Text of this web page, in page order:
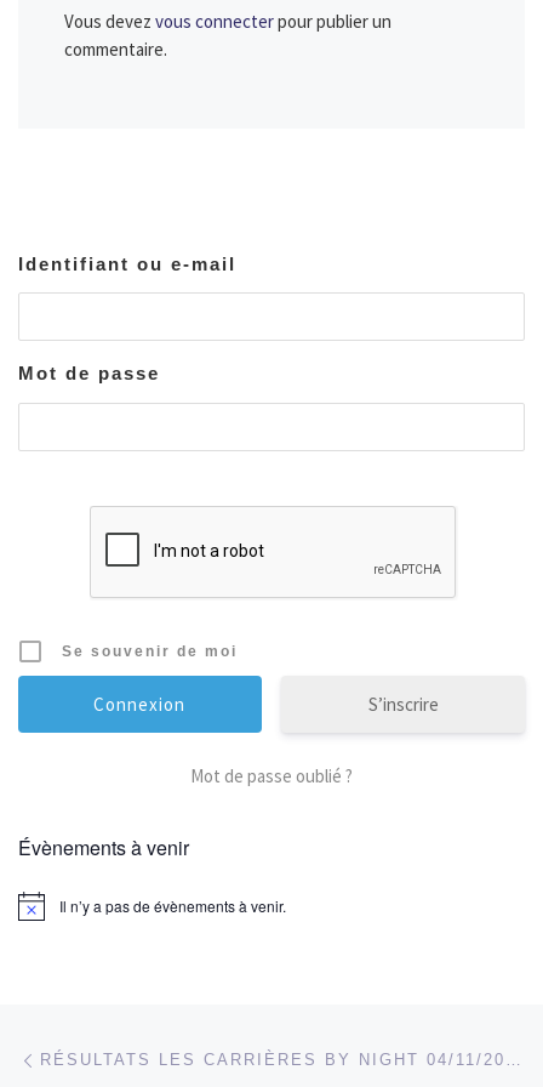
Vous devez vous connecterpour publier un
commentaire.
Identifiant ou e-mail
Mot de passe
Se souvenir de moi
S’inscrire
Mot de passe oublié ?
Évènements à venir
Il n’y a pas de évènements à venir.
Parcourir les articles RÉSULTATS LES CARRIÈRES BY NIGHT 04/11/2017